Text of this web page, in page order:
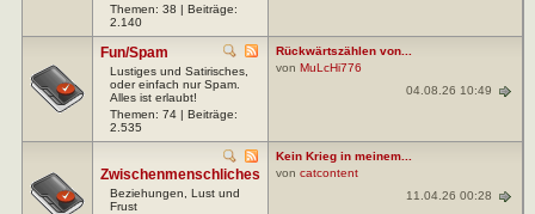
Themen: 38 | Beiträge:
2.140
Fun/Spam
Lustiges und Satirisches,
oder einfach nur Spam.
Alles ist erlaubt!
Themen: 74 | Beiträge:
2.535
Rückwärtszählen von...
von MuLcHi776
04.08.26 10:49
Zwischenmenschliches
Beziehungen, Lust und
Frust
Kein Krieg in meinem...
von catcontent
11.04.26 00:28